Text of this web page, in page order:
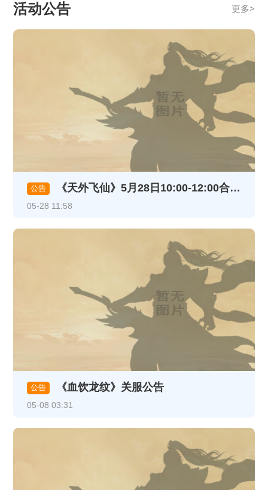
活动公告 更多>
公告 《天外飞仙》5月28日10:00-12:00合服维护公告
05-28 11:58
公告 《血饮龙纹》关服公告
05-08 03:31